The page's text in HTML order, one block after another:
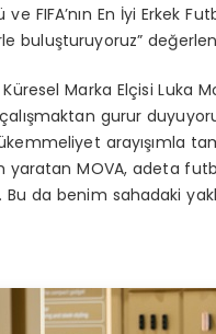
ve FIFA’nın En İyi Erkek
buluşturuyoruz”
Küresel Marka Elçisi Luka
gurur
arayışımla
yaratan MOVA, adeta
da benim sahadaki